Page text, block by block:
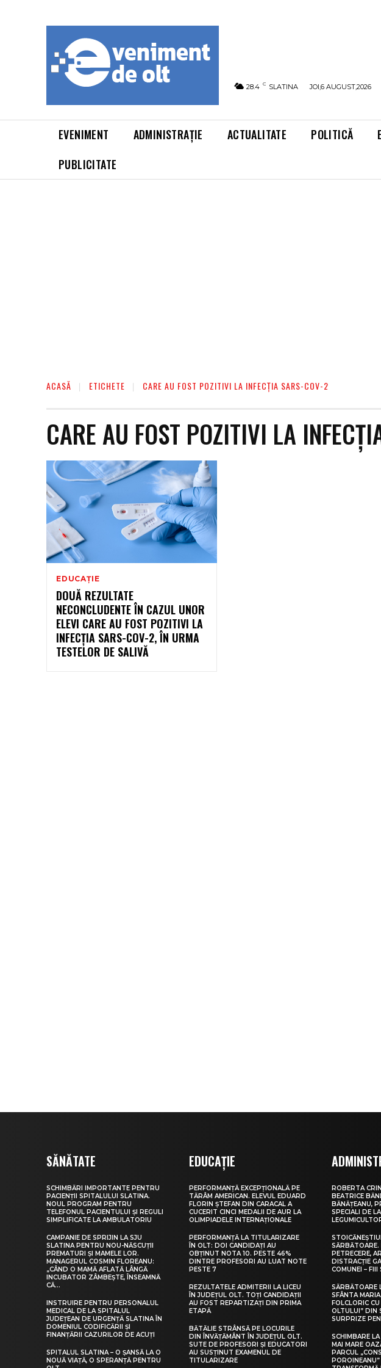
28.4 C SLATINA JOI,6 AUGUST,2026
EVENIMENT ADMINISTRAȚIE ACTUALITATE POLITICĂ
PUBLICITATE
ACASĂ ETICHETE CARE AU FOST POZITIVI LA INFECȚIA SARS-COV-2
CARE AU FOST POZITIVI LA
EDUCAȚIE
DOUĂ REZULTATE
NECONCLUDENTE ÎN CAZUL UNOR
ELEVI CARE AU FOST POZITIVI LA
INFECȚIA SARS-COV-2, ÎN URMA
TESTELOR DE SALIVĂ
SĂNĂTATE
SCHIMBĂRI IMPORTANTE PENTRU
PACIENȚII SPITALULUI SLATINA.
NOUL PROGRAM PENTRU
TELEFONUL PACIENTULUI ȘI REGULI
SIMPLIFICATE LA AMBULATORIU
CAMPANIE DE SPRIJIN LA SJU
SLATINA PENTRU NOU-NĂSCUȚII
PREMATURI ȘI MAMELE LOR.
MANAGERUL COSMIN FLOREANU:
„CÂND O MAMĂ AFLATĂ LÂNGĂ
INCUBATOR ZÂMBEȘTE, ÎNSEAMNĂ
CĂ...
INSTRUIRE PENTRU PERSONALUL
MEDICAL DE LA SPITALUL
JUDEȚEAN DE URGENȚĂ SLATINA ÎN
DOMENIUL CODIFICĂRII ȘI
FINANȚĂRII CAZURILOR DE ACUȚI
SPITALUL SLATINA – O ȘANSĂ LA O
NOUĂ VIAȚĂ, O SPERANȚĂ PENTRU
EDUCAȚIE
PERFORMANȚĂ EXCEPȚIONALĂ PE
TĂRÂM AMERICAN. ELEVUL EDUARD
FLORIN ȘTEFAN DIN CARACAL A
CUCERIT CINCI MEDALII DE AUR LA
OLIMPIADELE INTERNAȚIONALE
PERFORMANȚĂ LA TITULARIZARE
ÎN OLT: DOI CANDIDAȚI AU
OBȚINUT NOTA 10. PESTE 46%
DINTRE PROFESORI AU LUAT NOTE
PESTE 7
REZULTATELE ADMITERII LA LICEU
ÎN JUDEȚUL OLT. TOȚI CANDIDAȚII
AU FOST REPARTIZAȚI DIN PRIMA
ETAPĂ
BĂTĂLIE STRÂNSĂ PE LOCURILE
DIN ÎNVĂȚĂMÂNT ÎN JUDEȚUL OLT.
SUTE DE PROFESORI ȘI EDUCATORI
AU SUSȚINUT EXAMENUL DE
TITULARIZARE
ROBERTA
BEATRICE
BĂNĂȚEANU,
SPECIALI DE
PETRECERE,
DISTRACȚIE
COMUNEI – FIII
SĂRBĂTOARE
SFÂNTA
FOLCLORIC
OLTULUI” DIN
SURPRIZE
SCHIMBARE
MAI MARE
PARCUL